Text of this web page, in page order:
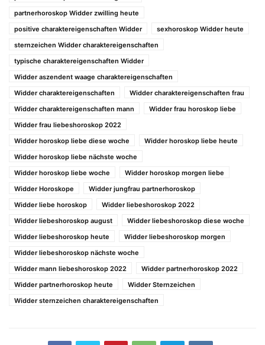
partnerhoroskop Widder zwilling heute
positive charaktereigenschaften Widder
sexhoroskop Widder heute
sternzeichen Widder charaktereigenschaften
typische charaktereigenschaften Widder
Widder aszendent waage charaktereigenschaften
Widder charaktereigenschaften
Widder charaktereigenschaften frau
Widder charaktereigenschaften mann
Widder frau horoskop liebe
Widder frau liebeshoroskop 2022
Widder horoskop liebe diese woche
Widder horoskop liebe heute
Widder horoskop liebe nächste woche
Widder horoskop liebe woche
Widder horoskop morgen liebe
Widder Horoskope
Widder jungfrau partnerhoroskop
Widder liebe horoskop
Widder liebeshoroskop 2022
Widder liebeshoroskop august
Widder liebeshoroskop diese woche
Widder liebeshoroskop heute
Widder liebeshoroskop morgen
Widder liebeshoroskop nächste woche
Widder mann liebeshoroskop 2022
Widder partnerhoroskop 2022
Widder partnerhoroskop heute
Widder Sternzeichen
Widder sternzeichen charaktereigenschaften